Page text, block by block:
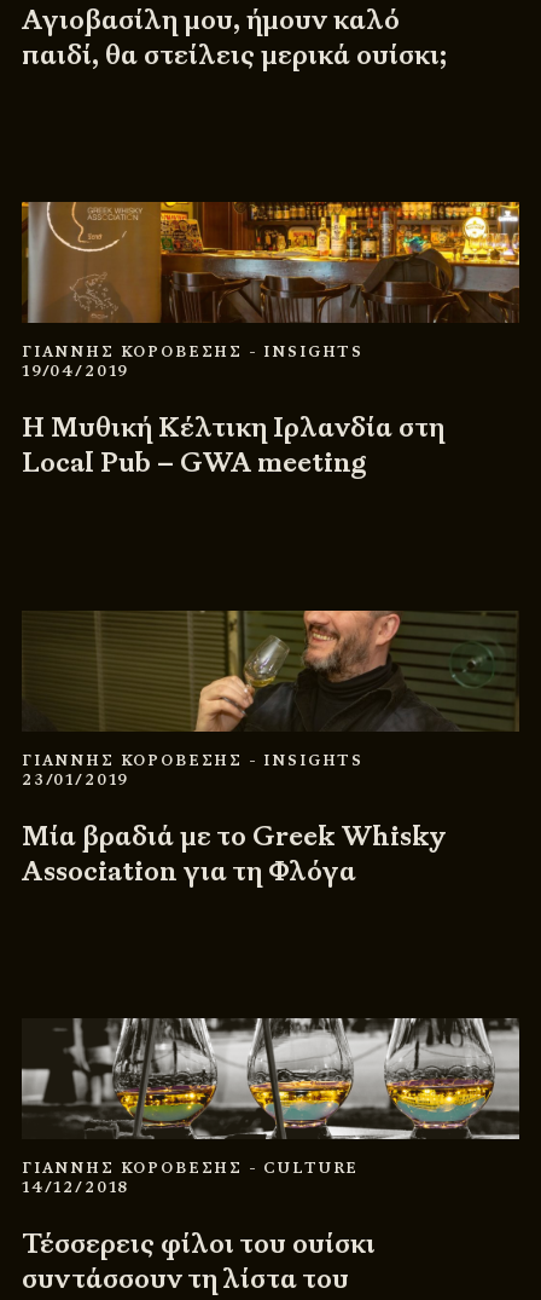
Αγιοβασίλη μου, ήμουν καλό
παιδί, θα στείλεις μερικά ουίσκι;
ΓΙΑΝΝΗΣ ΚΟΡΟΒΕΣΗΣ - INSIGHTS
19/04/2019
Η Μυθική Κέλτικη Ιρλανδία στη
Local Pub – GWA meeting
ΓΙΑΝΝΗΣ ΚΟΡΟΒΕΣΗΣ - INSIGHTS
23/01/2019
Μία βραδιά με το Greek Whisky
Association για τη Φλόγα
ΓΙΑΝΝΗΣ ΚΟΡΟΒΕΣΗΣ - CULTURE
14/12/2018
Τέσσερεις φίλοι του ουίσκι
συντάσσουν τη λίστα του